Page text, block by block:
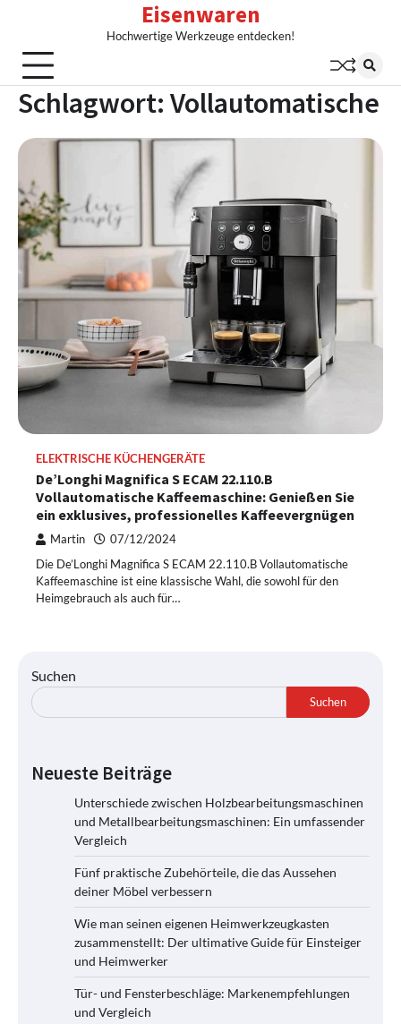
content
Eisenwaren
Hochwertige Werkzeuge entdecken!
Schlagwort: Vollautomatische
ELEKTRISCHE KÜCHENGERÄTE
De’Longhi Magnifica S ECAM 22.110.B
Vollautomatische Kaffeemaschine: Genießen Sie
ein exklusives, professionelles Kaffeevergnügen
Martin 07/12/2024
Die De’Longhi Magnifica S ECAM 22.110.B Vollautomatische
Kaffeemaschine ist eine klassische Wahl, die sowohl für den
Heimgebrauch als auch für…
Suchen
Suchen
Neueste Beiträge
Unterschiede zwischen Holzbearbeitungsmaschinen
und Metallbearbeitungsmaschinen: Ein umfassender
Vergleich
Fünf praktische Zubehörteile, die das Aussehen
deiner Möbel verbessern
Wie man seinen eigenen Heimwerkzeugkasten
zusammenstellt: Der ultimative Guide für Einsteiger
und Heimwerker
Tür- und Fensterbeschläge: Markenempfehlungen
und Vergleich